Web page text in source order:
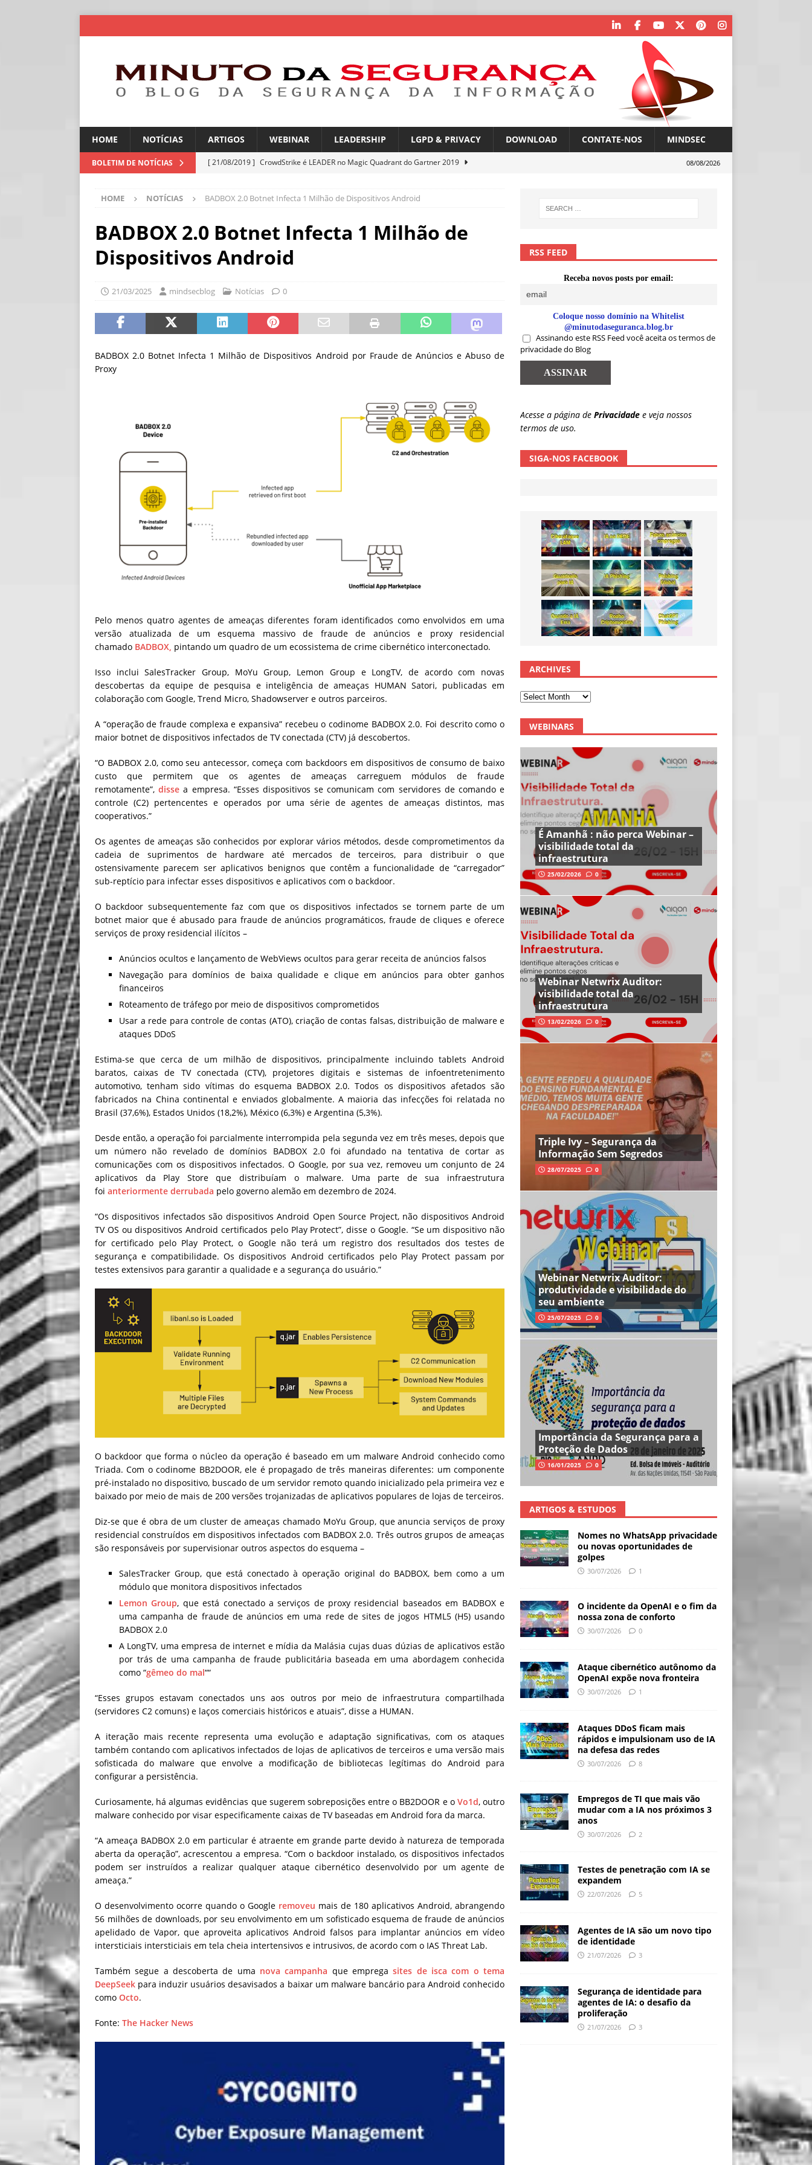
HOME NOTÍCIAS ARTIGOS WEBINAR LEADERSHIP LGPD & PRIVACY DOWNLOAD CONTATE-NOS MINDSEC
BOLETIM DE NOTÍCIAS [ 21/08/2019 ] CrowdStrike é LEADER no Magic Quadrant do Gartner 2019
[ 06/08/2026 ] América Latina é a segunda região mais exposta a ciberameaças
industriais
NOTÍCIAS
NOTÍCIAS
[ 06/08/2026 ]
[ 06/08/2026 ]
Sem guardrails, a autonomia da IA se torna um risco
NOTÍCIAS
08/08/2026
HOME NOTÍCIAS BADBOX 2.0 Botnet Infecta 1 Milhão de Dispositivos Android
BADBOX 2.0 Botnet Infecta 1 Milhão de
Dispositivos Android
21/03/2025 mindsecblog Notícias 0
BADBOX 2.0 Botnet Infecta 1 Milhão de Dispositivos Android por Fraude de Anúncios e Abuso de
Proxy
Pelo menos quatro agentes de ameaças diferentes foram identificados como envolvidos em uma
versão atualizada de um esquema massivo de fraude de anúncios e proxy residencial
chamado BADBOX, pintando um quadro de um ecossistema de crime cibernético interconectado.
Isso inclui SalesTracker Group, MoYu Group, Lemon Group e LongTV, de acordo com novas
descobertas da equipe de pesquisa e inteligência de ameaças HUMAN Satori, publicadas em
colaboração com Google, Trend Micro, Shadowserver e outros parceiros.
A “operação de fraude complexa e expansiva” recebeu o codinome BADBOX 2.0. Foi descrito como o
maior botnet de dispositivos infectados de TV conectada (CTV) já descobertos.
“O BADBOX 2.0, como seu antecessor, começa com backdoors em dispositivos de consumo de baixo
custo que permitem que os agentes de ameaças carreguem módulos de fraude
remotamente”,disse a empresa. “Esses dispositivos se comunicam com servidores de comando e
controle (C2) pertencentes e operados por uma série de agentes de ameaças distintos, mas
cooperativos.”
Os agentes de ameaças são conhecidos por explorar vários métodos, desde comprometimentos da
cadeia de suprimentos de hardware até mercados de terceiros, para distribuir o que
ostensivamente parecem ser aplicativos benignos que contêm a funcionalidade de “carregador”
sub-reptício para infectar esses dispositivos e aplicativos com o backdoor.
O backdoor subsequentemente faz com que os dispositivos infectados se tornem parte de um
botnet maior que é abusado para fraude de anúncios programáticos, fraude de cliques e oferece
serviços de proxy residencial ilícitos –
Anúncios ocultos e lançamento de WebViews ocultos para gerar receita de anúncios falsos
Navegação para domínios de baixa qualidade e clique em anúncios para obter ganhos
financeiros
Roteamento de tráfego por meio de dispositivos comprometidos
Usar a rede para controle de contas (ATO), criação de contas falsas, distribuição de malware e
ataques DDoS
Estima-se que cerca de um milhão de dispositivos, principalmente incluindo tablets Android
baratos, caixas de TV conectada (CTV), projetores digitais e sistemas de infoentretenimento
automotivo, tenham sido vítimas do esquema BADBOX 2.0. Todos os dispositivos afetados são
fabricados na China continental e enviados globalmente. A maioria das infecções foi relatada no
Brasil (37,6%), Estados Unidos (18,2%), México (6,3%) e Argentina (5,3%).
Desde então, a operação foi parcialmente interrompida pela segunda vez em três meses, depois que
um número não revelado de domínios BADBOX 2.0 foi afundado na tentativa de cortar as
comunicações com os dispositivos infectados. O Google, por sua vez, removeu um conjunto de 24
aplicativos da Play Store que distribuíam o malware. Uma parte de sua infraestrutura
foi anteriormente derrubada pelo governo alemão em dezembro de 2024.
“Os dispositivos infectados são dispositivos Android Open Source Project, não dispositivos Android
TV OS ou dispositivos Android certificados pelo Play Protect”, disse o Google. “Se um dispositivo não
for certificado pelo Play Protect, o Google não terá um registro dos resultados dos testes de
segurança e compatibilidade. Os dispositivos Android certificados pelo Play Protect passam por
testes extensivos para garantir a qualidade e a segurança do usuário.”
O backdoor que forma o núcleo da operação é baseado em um malware Android conhecido como
Triada. Com o codinome BB2DOOR, ele é propagado de três maneiras diferentes: um componente
pré-instalado no dispositivo, buscado de um servidor remoto quando inicializado pela primeira vez e
baixado por meio de mais de 200 versões trojanizadas de aplicativos populares de lojas de terceiros.
Diz-se que é obra de um cluster de ameaças chamado MoYu Group, que anuncia serviços de proxy
residencial construídos em dispositivos infectados com BADBOX 2.0. Três outros grupos de ameaças
são responsáveis por supervisionar outros aspectos do esquema –
SalesTracker Group, que está conectado à operação original do BADBOX, bem como a um
módulo que monitora dispositivos infectados
Lemon Group, que está conectado a serviços de proxy residencial baseados em BADBOX e
uma campanha de fraude de anúncios em uma rede de sites de jogos HTML5 (H5) usando
BADBOX 2.0
A LongTV, uma empresa de internet e mídia da Malásia cujas duas dúzias de aplicativos estão
por trás de uma campanha de fraude publicitária baseada em uma abordagem conhecida
como “gêmeo do mal““
“Esses grupos estavam conectados uns aos outros por meio de infraestrutura compartilhada
(servidores C2 comuns) e laços comerciais históricos e atuais”, disse a HUMAN.
A iteração mais recente representa uma evolução e adaptação significativas, com os ataques
também contando com aplicativos infectados de lojas de aplicativos de terceiros e uma versão mais
sofisticada do malware que envolve a modificação de bibliotecas legítimas do Android para
configurar a persistência.
Curiosamente, há algumas evidências que sugerem sobreposições entre o BB2DOOR e o Vo1d, outro
malware conhecido por visar especificamente caixas de TV baseadas em Android fora da marca.
“A ameaça BADBOX 2.0 em particular é atraente em grande parte devido à natureza de temporada
aberta da operação”, acrescentou a empresa. “Com o backdoor instalado, os dispositivos infectados
podem ser instruídos a realizar qualquer ataque cibernético desenvolvido por um agente de
ameaça.”
O desenvolvimento ocorre quando o Google removeu mais de 180 aplicativos Android, abrangendo
56 milhões de downloads, por seu envolvimento em um sofisticado esquema de fraude de anúncios
apelidado de Vapor, que aproveita aplicativos Android falsos para implantar anúncios em vídeo
intersticiais intersticiais em tela cheia intertensivos e intrusivos, de acordo com o IAS Threat Lab.
Também segue a descoberta de uma nova campanha que empregasites de isca com o tema
DeepSeek para induzir usuários desavisados a baixar um malware bancário para Android conhecido
como Octo.
Fonte: The Hacker News
RSS FEED
Receba novos posts por email:
Coloque nosso domínio na Whitelist
@minutodaseguranca.blog.br
Assinando este RSS Feed você aceita os termos de
privacidade do Blog
Acesse a página de Privacidade e veja nossos
termos de uso.
SIGA-NOS FACEBOOK
ARCHIVES
WEBINARS
É Amanhã : não perca Webinar –
visibilidade total da
infraestrutura
25/02/2026 0
Webinar Netwrix Auditor:
visibilidade total da
infraestrutura
13/02/2026 0
Triple Ivy – Segurança da
Informação Sem Segredos
28/07/2025 0
Webinar Netwrix Auditor:
produtividade e visibilidade do
seu ambiente
25/07/2025 0
Importância da Segurança para a
Proteção de Dados
16/01/2025 0
ARTIGOS & ESTUDOS
Nomes no WhatsApp privacidade
ou novas oportunidades de
golpes
30/07/2026 1
O incidente da OpenAI e o fim da
nossa zona de conforto
30/07/2026 0
Ataque cibernético autônomo da
OpenAI expõe nova fronteira
30/07/2026 1
Ataques DDoS ficam mais
rápidos e impulsionam uso de IA
na defesa das redes
30/07/2026 8
Empregos de TI que mais vão
mudar com a IA nos próximos 3
anos
30/07/2026 2
Testes de penetração com IA se
expandem
22/07/2026 5
Agentes de IA são um novo tipo
de identidade
21/07/2026 3
Segurança de identidade para
agentes de IA: o desafio da
proliferação
21/07/2026 3